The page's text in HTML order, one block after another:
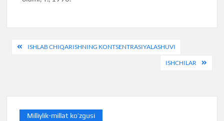
PostISHLAB CHIQARISHNING KONTSENTRASIYALASHUVI
ISHCHILAR
Milliylik-millat ko’zgusi